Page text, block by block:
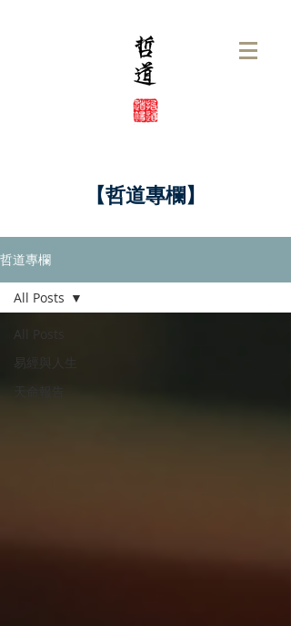
【哲道專欄】
哲道專欄
All Posts
易經與人生
All Posts